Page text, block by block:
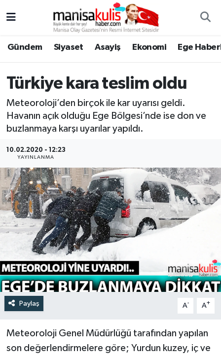
Gündem Siyaset Asayiş Ekonomi Ege
Türkiye kara teslim oldu
Meteoroloji’den birçok ile kar uyarısı geldi.
Havanın açık olduğu Ege Bölgesi’nde ise don ve
buzlanmaya karşı uyarılar yapıldı.
10.02.2020 - 12:23
YAYINLANMA
Paylaş A- A+
Meteoroloji Genel Müdürlüğü tarafından yapılan
son değerlendirmelere göre; Yurdun kuzey, iç ve
Ege Haberleri
Ekonomi
Genel
Siyaset
Spor
Türkiye
Yaşam
Yunusemre Hava Durumu
Yunusemre Trafik Yoğunluk Haritası
Süper Lig Puan Durumu ve Fikstür
Haber Arşivi